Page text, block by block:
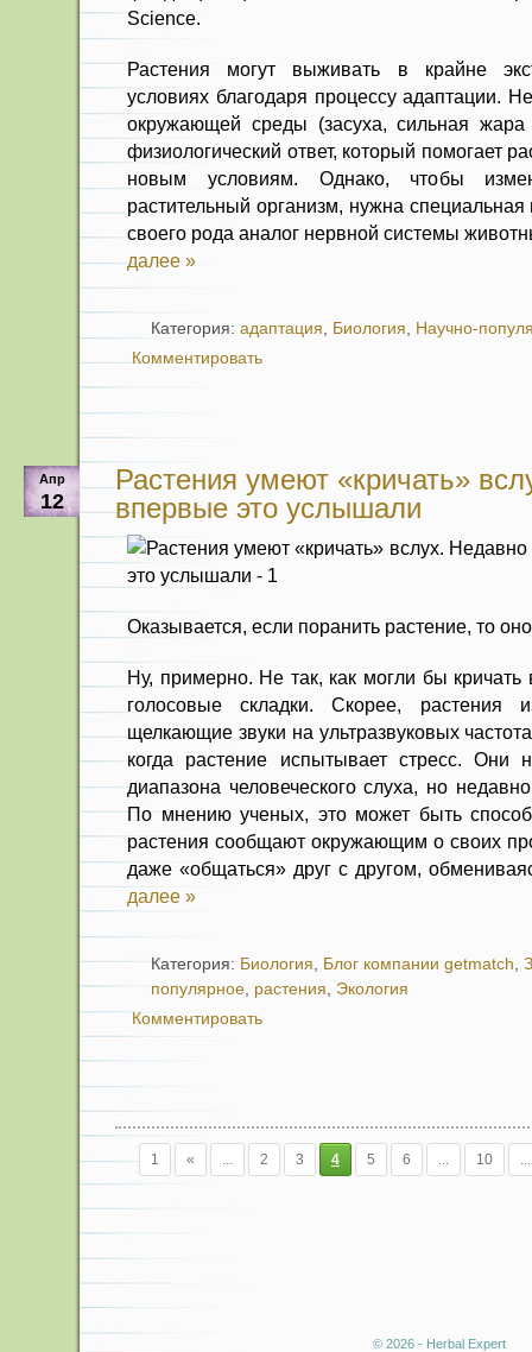
Science.
Растения могут выживать в крайне
условиях благодаря процессу адаптации.
окружающей среды (засуха, сильная жара
физиологический ответ, который помогает
новым условиям. Однако, чтобы
растительный организм, нужна
своего рода аналог нервной системы
далее »
Категория: адаптация, Биология, Научно-
Комментировать
Апр
12
Растения умеют «кричать»
впервые это услышали
Оказывается, если поранить растение, то
Ну, примерно. Не так, как могли бы
голосовые складки. Скорее, растения
щелкающие звуки на ультразвуковых
когда растение испытывает стресс. Они
диапазона человеческого слуха, но
По мнению ученых, это может быть
растения сообщают окружающим о своих
даже «общаться» друг с другом,
далее »
Категория: Биология, Блог компании getmatch,
популярное, растения, Экология
Комментировать
1 « ... 2 3 4 5 6 ... 10 ...
© 2026 - Herbal Expert